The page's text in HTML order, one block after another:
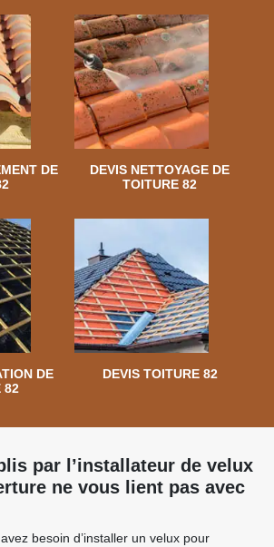
DE
DEVIS NETTOYAGE DE
TOITURE 82
DE
82
DEVIS TOITURE 82
par l’installateur de velux
ne vous lient pas avec
besoin d’installer un velux pour